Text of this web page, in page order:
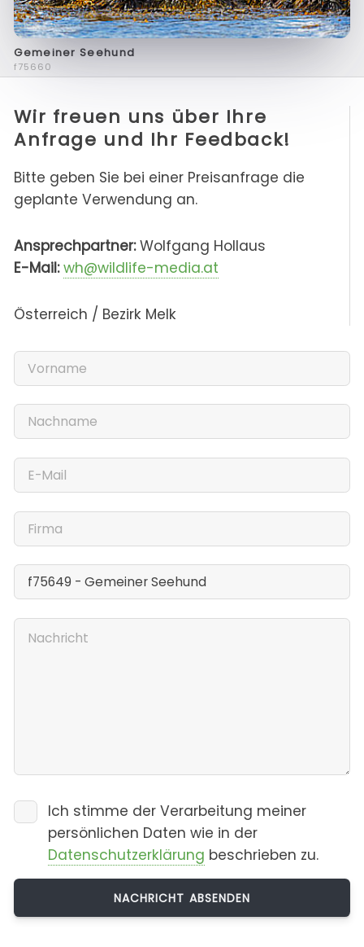
Gemeiner Seehund
f75660
Wir freuen uns über Ihre
Anfrage und Ihr Feedback!
Bitte geben Sie bei einer Preisanfrage die
geplante Verwendung an.
Ansprechpartner:Wolfgang Hollaus
E-Mail: wh@wildlife-media.at
Österreich / Bezirk Melk
Ich stimme der Verarbeitung meiner
persönlichen Daten wie in der
Datenschutzerklärung beschrieben zu.